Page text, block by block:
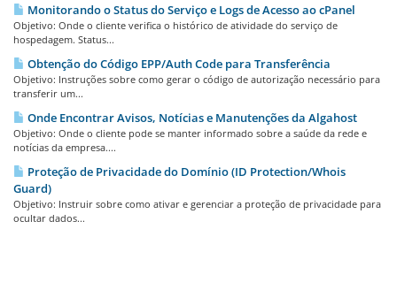
Monitorando o Status do Serviço e Logs de Acesso ao cPanel
Objetivo: Onde o cliente verifica o histórico de atividade do serviço de
hospedagem. Status...
Obtenção do Código EPP/Auth Code para Transferência
Objetivo: Instruções sobre como gerar o código de autorização necessário para
transferir um...
Onde Encontrar Avisos, Notícias e Manutenções da Algahost
Objetivo: Onde o cliente pode se manter informado sobre a saúde da rede e
notícias da empresa....
Proteção de Privacidade do Domínio (ID Protection/Whois
Guard)
Objetivo: Instruir sobre como ativar e gerenciar a proteção de privacidade para
ocultar dados...